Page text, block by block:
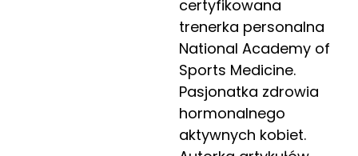
certyfikowana
trenerka personalna
National Academy of
Sports Medicine.
Pasjonatka zdrowia
hormonalnego
aktywnych kobiet.